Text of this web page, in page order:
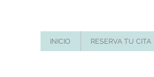
INICIO RESERVA TU CITA